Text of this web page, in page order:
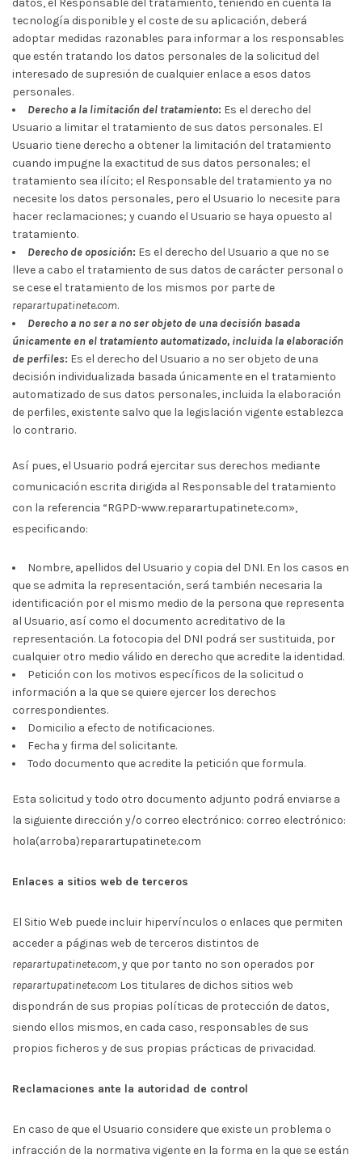
tecnología disponible y el coste de su aplicación, deberá
adoptar medidas razonables para informar a los responsables
que estén tratando los datos personales de la solicitud del
interesado de supresión de cualquier enlace a esos datos
personales.
Derecho a la limitación del tratamiento: Es el derecho del
Usuario a limitar el tratamiento de sus datos personales. El
Usuario tiene derecho a obtener la limitación del tratamiento
cuando impugne la exactitud de sus datos personales; el
tratamiento sea ilícito; el Responsable del tratamiento ya no
necesite los datos personales, pero el Usuario lo necesite para
hacer reclamaciones; y cuando el Usuario se haya opuesto al
tratamiento.
Derecho de oposición: Es el derecho del Usuario a que no se
lleve a cabo el tratamiento de sus datos de carácter personal o
se cese el tratamiento de los mismos por parte de
reparartupatinete.com.
Derecho a no ser a no ser objeto de una decisión basada
únicamente en el tratamiento automatizado, incluida la elaboración
de perfiles: Es el derecho del Usuario a no ser objeto de una
decisión individualizada basada únicamente en el tratamiento
automatizado de sus datos personales, incluida la elaboración
de perfiles, existente salvo que la legislación vigente establezca
lo contrario.
Así pues, el Usuario podrá ejercitar sus derechos mediante
comunicación escrita dirigida al Responsable del tratamiento
con la referencia “RGPD-www.reparartupatinete.com»,
especificando:
Nombre, apellidos del Usuario y copia del DNI. En los casos en
que se admita la representación, será también necesaria la
identificación por el mismo medio de la persona que representa
al Usuario, así como el documento acreditativo de la
representación. La fotocopia del DNI podrá ser sustituida, por
cualquier otro medio válido en derecho que acredite la identidad.
Petición con los motivos específicos de la solicitud o
información a la que se quiere ejercer los derechos
correspondientes.
Domicilio a efecto de notificaciones.
Fecha y firma del solicitante.
Todo documento que acredite la petición que formula.
Esta solicitud y todo otro documento adjunto podrá enviarse a
la siguiente dirección y/o correo electrónico: correo electrónico:
hola(arroba)reparartupatinete.com
Enlaces a sitios web de terceros
El Sitio Web puede incluir hipervínculos o enlaces que permiten
acceder a páginas web de terceros distintos de
reparartupatinete.com, y que por tanto no son operados por
reparartupatinete.com Los titulares de dichos sitios web
dispondrán de sus propias políticas de protección de datos,
siendo ellos mismos, en cada caso, responsables de sus
propios ficheros y de sus propias prácticas de privacidad.
Reclamaciones ante la autoridad de control
En caso de que el Usuario considere que existe un problema o
infracción de la normativa vigente en la forma en la que se están